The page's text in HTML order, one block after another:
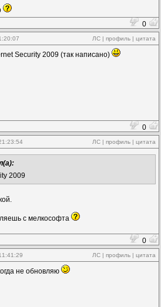
0
ЛС | профиль | цитата
Security 2009 (так написано)
0
ЛС | профиль | цитата
2009
с мелкософта
0
ЛС | профиль | цитата
не обновляю